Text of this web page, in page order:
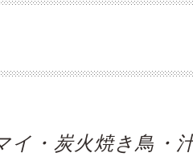
イ・炭火焼き鳥・